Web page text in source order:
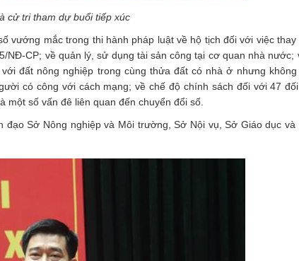
cử tri tham dự buổi tiếp xúc
vướng mắc trong thi hành pháp luật về hộ tịch đối với việc thay
CP; về quản lý, sử dụng tài sản công tại cơ quan nhà nước;
đất nông nghiệp trong cùng thửa đất có nhà ở nhưng
có công với cách mạng; về chế độ chính sách đối với 47
số vấn đê liên quan đến chuyển đổi số.
Sở Nông nghiệp và Môi trường, Sở Nội vụ, Sở Giáo dục